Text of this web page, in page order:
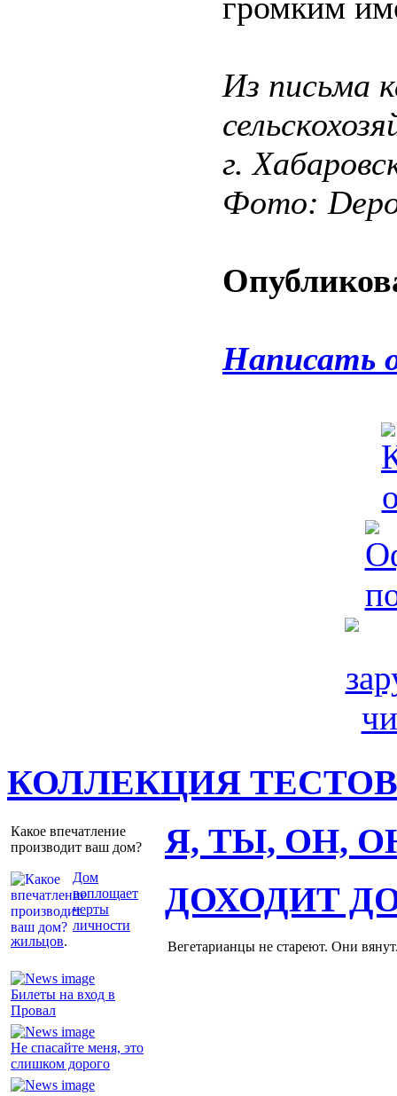
громким
Из письма
г.
Фото:
Написать
КОЛЛЕКЦИЯ ТЕСТОВ
Какое впечатление
производит ваш дом?
Дом
воплощает
черты
личности
жильцов.
Я, ТЫ, ОН,
Билеты на вход в
Провал
Не спасайте меня, это
слишком дорого
ДОХОДИТ
Вегетарианцы не стареют. Они